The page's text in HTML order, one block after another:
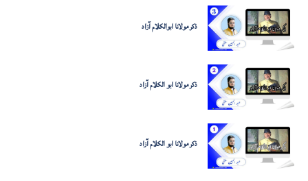
ذکر مولانا ابوالکلام آزاد
ذکر مولانا ابو الکلام آزاد
ذکر مولانا ابو الکلام آزاد